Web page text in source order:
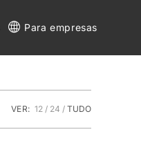
Para empresas
VER: 12 24 TUDO